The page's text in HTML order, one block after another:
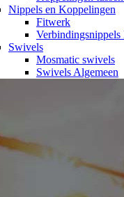
Nippels en Koppelingen
Fitwerk
Verbindingsnippels
Swivels
Mosmatic swivels
Swivels Algemeen